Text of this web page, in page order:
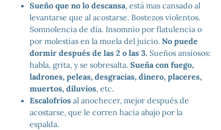
Sueño que no lo descansa, está mas cansado al
levantarse que al acostarse. Bostezos violentos.
Somnolencia de día. Insomnio por flatulencia o
por molestias en la muela del juicio. No puede
dormir después de las 2 o las 3. Sueños ansiosos:
habla, grita, y se sobresalta. Sueña con fuego,
ladrones, peleas, desgracias, dinero, placeres,
muertos, diluvios, etc.
Escalofríos al anochecer, mejor después de
acostarse, que le corren hacia abajo por la
espalda.